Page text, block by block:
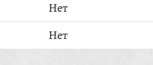
Нет
Нет